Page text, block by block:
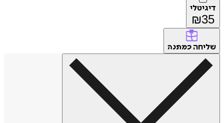
דיגיטלי
₪35
שליחה כמתנה